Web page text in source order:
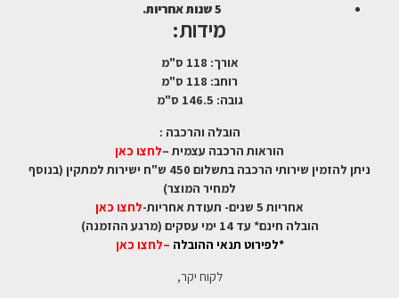
5 שנות אחריות.
מידות:
אורך: 118 ס"מ
רוחב: 118 ס"מ
גובה: 146.5 ס"מ
הובלה והרכבה :
הוראות הרכבה עצמית –לחצו כאן
ניתן להזמין שירותי הרכבה בתשלום 450 ש"ח ישירות למתקין (בנוסף
למחיר המוצר)
אחריות 5 שנים- תעודת אחריות-
לחצו כאן
הובלה חינם* עד 14 ימי עסקים (מרגע ההזמנה)
*לפירוט תנאי ההובלה –לחצו כאן
לקוח יקר,